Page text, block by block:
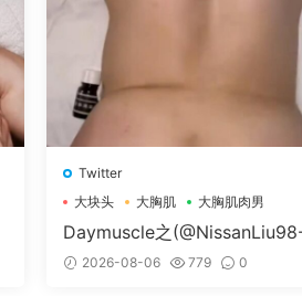
Twitter
大块头
大胸肌 大胸肌肉男
Daymuscle之
Nissan98）
2026-08-06 779 0